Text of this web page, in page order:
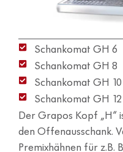
Schankomat GH 6
Schankomat GH 8
Schankomat GH 10
Schankomat GH 12
Der Grapos Kopf „H“
den Offenausschank.
Premixhähnen für z.B.